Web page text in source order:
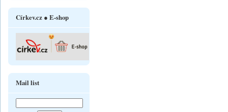
Církev.cz ● E-shop
Mail list